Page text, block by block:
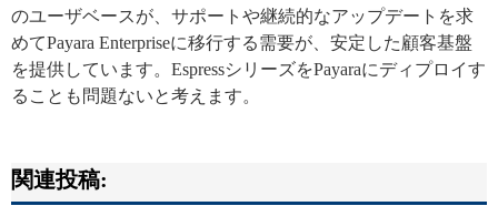
のユーザベースが、サポートや継続的なアップデートを求
めてPayara Enterpriseに移行する需要が、安定した顧客基盤
を提供しています。EspressシリーズをPayaraにディプロイす
ることも問題ないと考えます。
関連投稿: